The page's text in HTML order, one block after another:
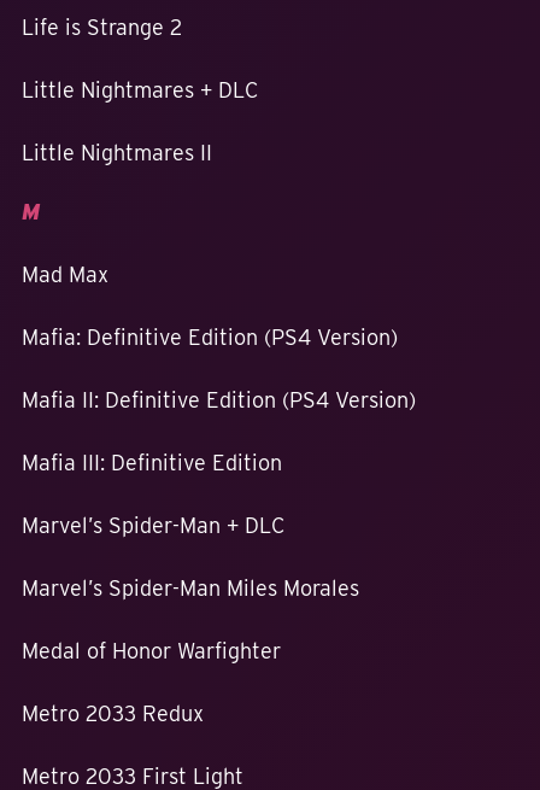
Life is Strange 2
Little Nightmares + DLC
Little Nightmares II
M
Mad Max
Mafia: Definitive Edition (PS4 Version)
Mafia II: Definitive Edition (PS4 Version)
Mafia III: Definitive Edition
Marvel’s Spider-Man + DLC
Marvel’s Spider-Man Miles Morales
Medal of Honor Warfighter
Metro 2033 Redux
Metro 2033 First Light